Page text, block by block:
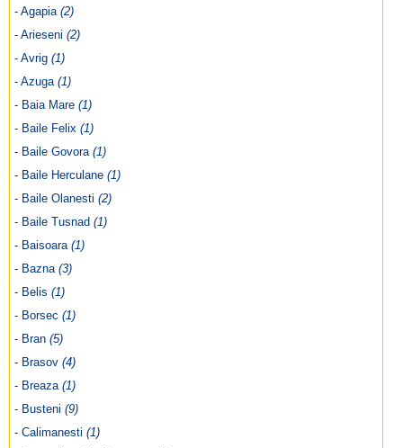
- Agapia (2)
- Arieseni (2)
- Avrig (1)
- Azuga (1)
- Baia Mare (1)
- Baile Felix (1)
- Baile Govora (1)
- Baile Herculane (1)
- Baile Olanesti (2)
- Baile Tusnad (1)
- Baisoara (1)
- Bazna (3)
- Belis (1)
- Borsec (1)
- Bran (5)
- Brasov (4)
- Breaza (1)
- Busteni (9)
- Calimanesti (1)